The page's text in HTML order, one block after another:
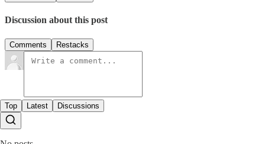
Discussion about this post
Comments Restacks
Top Latest Discussions